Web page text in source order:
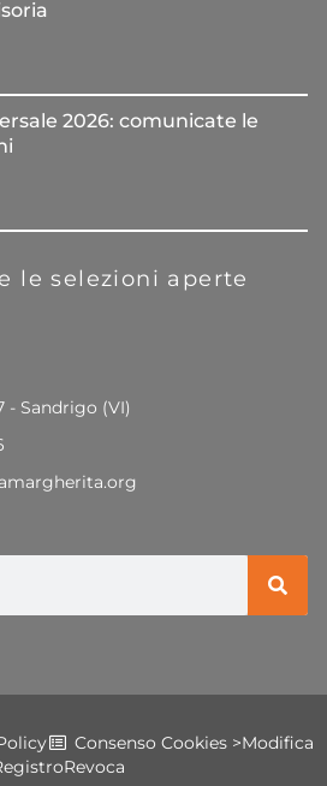
2026: comunicate le
le selezioni aperte
- Sandrigo (VI)
Consenso Cookies >Modifica
Revoca